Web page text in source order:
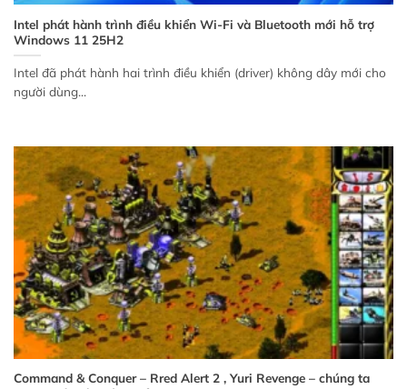
Intel phát hành trình điều khiển Wi-Fi và Bluetooth mới hỗ trợ
Windows 11 25H2
Intel đã phát hành hai trình điều khiển (driver) không dây mới cho
người dùng...
Command & Conquer – Rred Alert 2 , Yuri Revenge – chúng ta